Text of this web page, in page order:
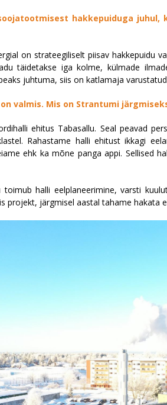
hakkepuiduga
on strateegiliselt piisav hakkepuidu
täidetakse iga kolme, külmade
juhtuma, siis on katlamaja
valmis. Mis on Strantumi
ehitus Tabasallu. Seal peavad
Rahastame halli ehitust ikkagi
ehk ka mõne panga appi. Sellised
toimub halli eelplaneerimine, varsti
projekt, järgmisel aastal tahame hakata